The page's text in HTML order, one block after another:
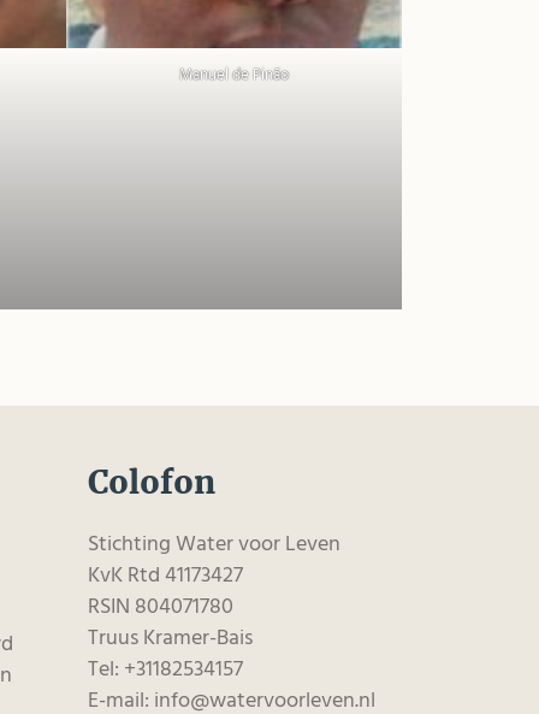
Manuel de Pinão
Colofon
Stichting Water voor Leven
KvK Rtd 41173427
RSIN 804071780
Truus Kramer-Bais
Tel: +31182534157
E-mail: info@watervoorleven.nl